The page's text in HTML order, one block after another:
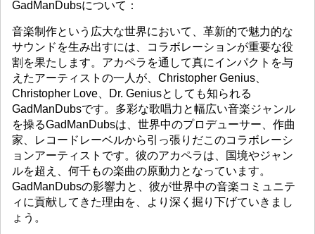
GadManDubsについて：
音楽制作という広大な世界において、革新的で魅力的な
サウンドを生み出すには、コラボレーションが重要な役
割を果たします。アカペラを通して真にインパクトを与
えたアーティストの一人が、Christopher Genius、
Christopher Love、Dr. Geniusとしても知られる
GadManDubsです。多彩な歌唱力と幅広い音楽ジャンル
を操るGadManDubsは、世界中のプロデューサー、作曲
家、レコードレーベルから引っ張りだこのコラボレーシ
ョンアーティストです。彼のアカペラは、国境やジャン
ルを超え、何千もの楽曲の原動力となっています。
GadManDubsの影響力と、彼が世界中の音楽コミュニテ
ィに貢献してきた理由を、より深く掘り下げていきまし
ょう。